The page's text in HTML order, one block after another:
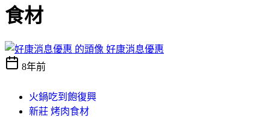
食材
好康消息優惠
8年前
火鍋吃到飽復興
新莊 烤肉食材